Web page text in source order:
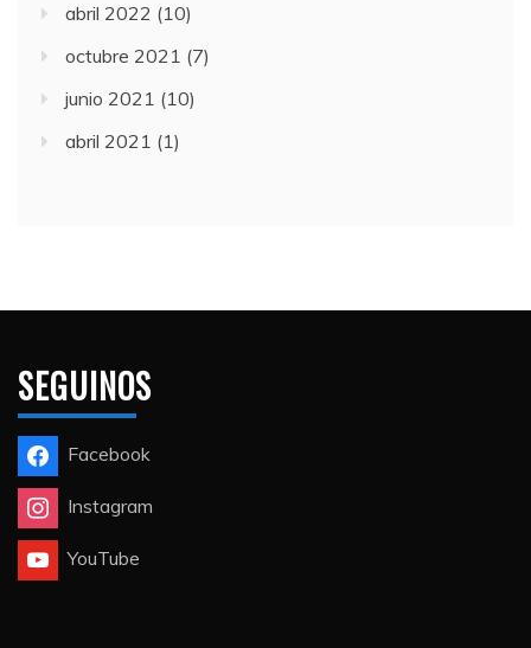
abril 2022 (10)
octubre 2021 (7)
junio 2021 (10)
abril 2021 (1)
SEGUINOS
Facebook
Instagram
YouTube